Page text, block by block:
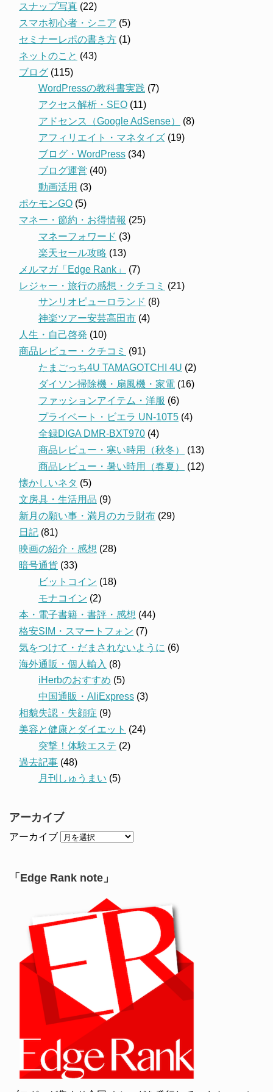
スナップ写真 (22)
スマホ初心者・シニア (5)
セミナーレポの書き方 (1)
ネットのこと (43)
ブログ (115)
WordPressの教科書実践 (7)
アクセス解析・SEO (11)
アドセンス（Google AdSense）
(8)
アフィリエイト・マネタイズ (19)
ブログ・WordPress (34)
ブログ運営 (40)
動画活用 (3)
ポケモンGO (5)
マネー・節約・お得情報 (25)
マネーフォワード (3)
楽天セール攻略 (13)
メルマガ「Edge Rank」
(7)
レジャー・旅行の感想・クチコミ (21)
サンリオピューロランド (8)
神楽ツアー安芸高田市 (4)
人生・自己啓発 (10)
商品レビュー・クチコミ (91)
たまごっち4U TAMAGOTCHI 4U (2)
ダイソン掃除機・扇風機・家電 (16)
ファッションアイテム・洋服 (6)
プライベート・ビエラ UN-10T5 (4)
全録DIGA DMR-BXT970 (4)
商品レビュー・寒い時用（秋冬）
(13)
商品レビュー・暑い時用（春夏）
(12)
懐かしいネタ (5)
文房具・生活用品 (9)
新月の願い事・満月のカラ財布 (29)
日記 (81)
映画の紹介・感想 (28)
暗号通貨 (33)
ビットコイン (18)
モナコイン (2)
本・電子書籍・書評・感想 (44)
格安SIM・スマートフォン (7)
気をつけて・だまされないように (6)
海外通販・個人輸入 (8)
iHerbのおすすめ (5)
中国通販・AliExpress (3)
相貌失認・失顔症 (9)
美容と健康とダイエット (24)
突撃！体験エステ (2)
過去記事 (48)
月刊しゅうまい (5)
アーカイブ
アーカイブ
「Edge Rank note」